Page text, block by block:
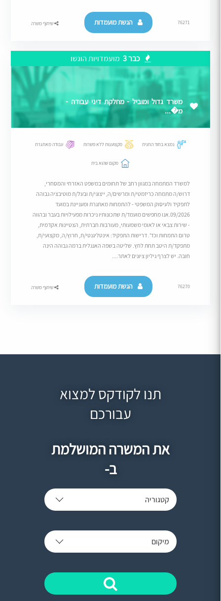
76271 הגשת מועמדות שיתוף משרה
כבר 3 מועמדויות הוגשו
משרד גדול ומוביל - מחלקת דיני עבודה -
מ�...
נמצא בחוד החנית מקצוענות ללא פשרות עבודה מאתגרת
מקום שהוא בית
למשרד המתמחה במגוון רחב של תחומים במשפט האזרחי והמסחרי,
דרוש/ה מתמחה כריזמטי/ת ומרשים/ה, ייצוגי/ת ובעל/ת מוטיבציה גבוהה
לתפקיד ולעיסוק המשפטי - להתמחות מאתגרת ומעניינת במועד
09/2026.אנו מחפשים מועמד/ת שתכונותיו ניכרות מפעילויות בעבר ובהווה
- שירות צבאי או לאומי משמעותי, מעורבות חברתית, הצטיינות אקדמית,
טרום התמחות וכד'. דרישות התפקיד: אינטליגנטי/ת, חרוץ/ה, מקצועי/ת,
מתפקד/ת היטב תחת לחץ. שליטה בשפה האנגלית ברמה גבוהה הינה
חובה. יש לצרף גיליון ציונים לאתר....
76270 הגשת מועמדות שיתוף משרה
תנו לקודקס למצוא
עבורכם
את המשרה המושלמת
ב-
קטגוריה
מיקום